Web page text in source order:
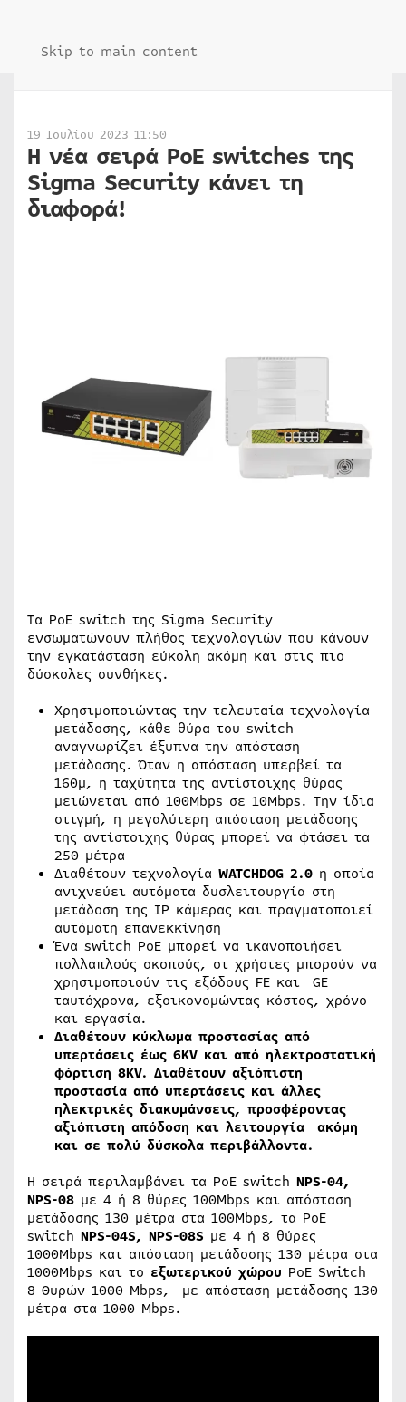
Skip to main content
19 Ιουλίου 2023 11:50
Η νέα σειρά PoE switches της
Sigma Security κάνει τη
διαφορά!
Τα PoE switch της Sigma Security
ενσωματώνουν πλήθος τεχνολογιών που κάνουν
την εγκατάσταση εύκολη ακόμη και στις πιο
δύσκολες συνθήκες.
Χρησιμοποιώντας την τελευταία τεχνολογία
μετάδοσης, κάθε θύρα του switch
αναγνωρίζει έξυπνα την απόσταση
μετάδοσης. Όταν η απόσταση υπερβεί τα
160μ, η ταχύτητα της αντίστοιχης θύρας
μειώνεται από 100Mbps σε 10Mbps. Την ίδια
στιγμή, η μεγαλύτερη απόσταση μετάδοσης
της αντίστοιχης θύρας μπορεί να φτάσει τα
250 μέτρα
Διαθέτουν τεχνολογία WATCHDOG 2.0 η οποία
ανιχνεύει αυτόματα δυσλειτουργία στη
μετάδοση της IP κάμερας και πραγματοποιεί
αυτόματη επανεκκίνηση
Ένα switch PoE μπορεί να ικανοποιήσει
πολλαπλούς σκοπούς, οι χρήστες μπορούν να
χρησιμοποιούν τις εξόδους FE και GE
ταυτόχρονα, εξοικονομώντας κόστος, χρόνο
και εργασία.
Διαθέτουν κύκλωμα προστασίας από
υπερτάσεις έως 6KV και από ηλεκτροστατική
φόρτιση 8KV. Διαθέτουν αξιόπιστη
προστασία από υπερτάσεις και άλλες
ηλεκτρικές διακυμάνσεις, προσφέροντας
αξιόπιστη απόδοση και λειτουργία ακόμη
και σε πολύ δύσκολα περιβάλλοντα.
Η σειρά περιλαμβάνει τα PoE switch ΝPS-04,
NPS-08 με 4 ή 8 θύρες 100Μbps και απόσταση
μετάδοσης 130 μέτρα στα 100Μbps, τα PoE
switch ΝPS-04S, NPS-08S με 4 ή 8 θύρες
1000Μbps και απόσταση μετάδοσης 130 μέτρα στα
1000Μbps και το εξωτερικού χώρου PoE Switch
8 Θυρών 1000 Mbps, με απόσταση μετάδοσης 130
μέτρα στα 1000 Μbps.